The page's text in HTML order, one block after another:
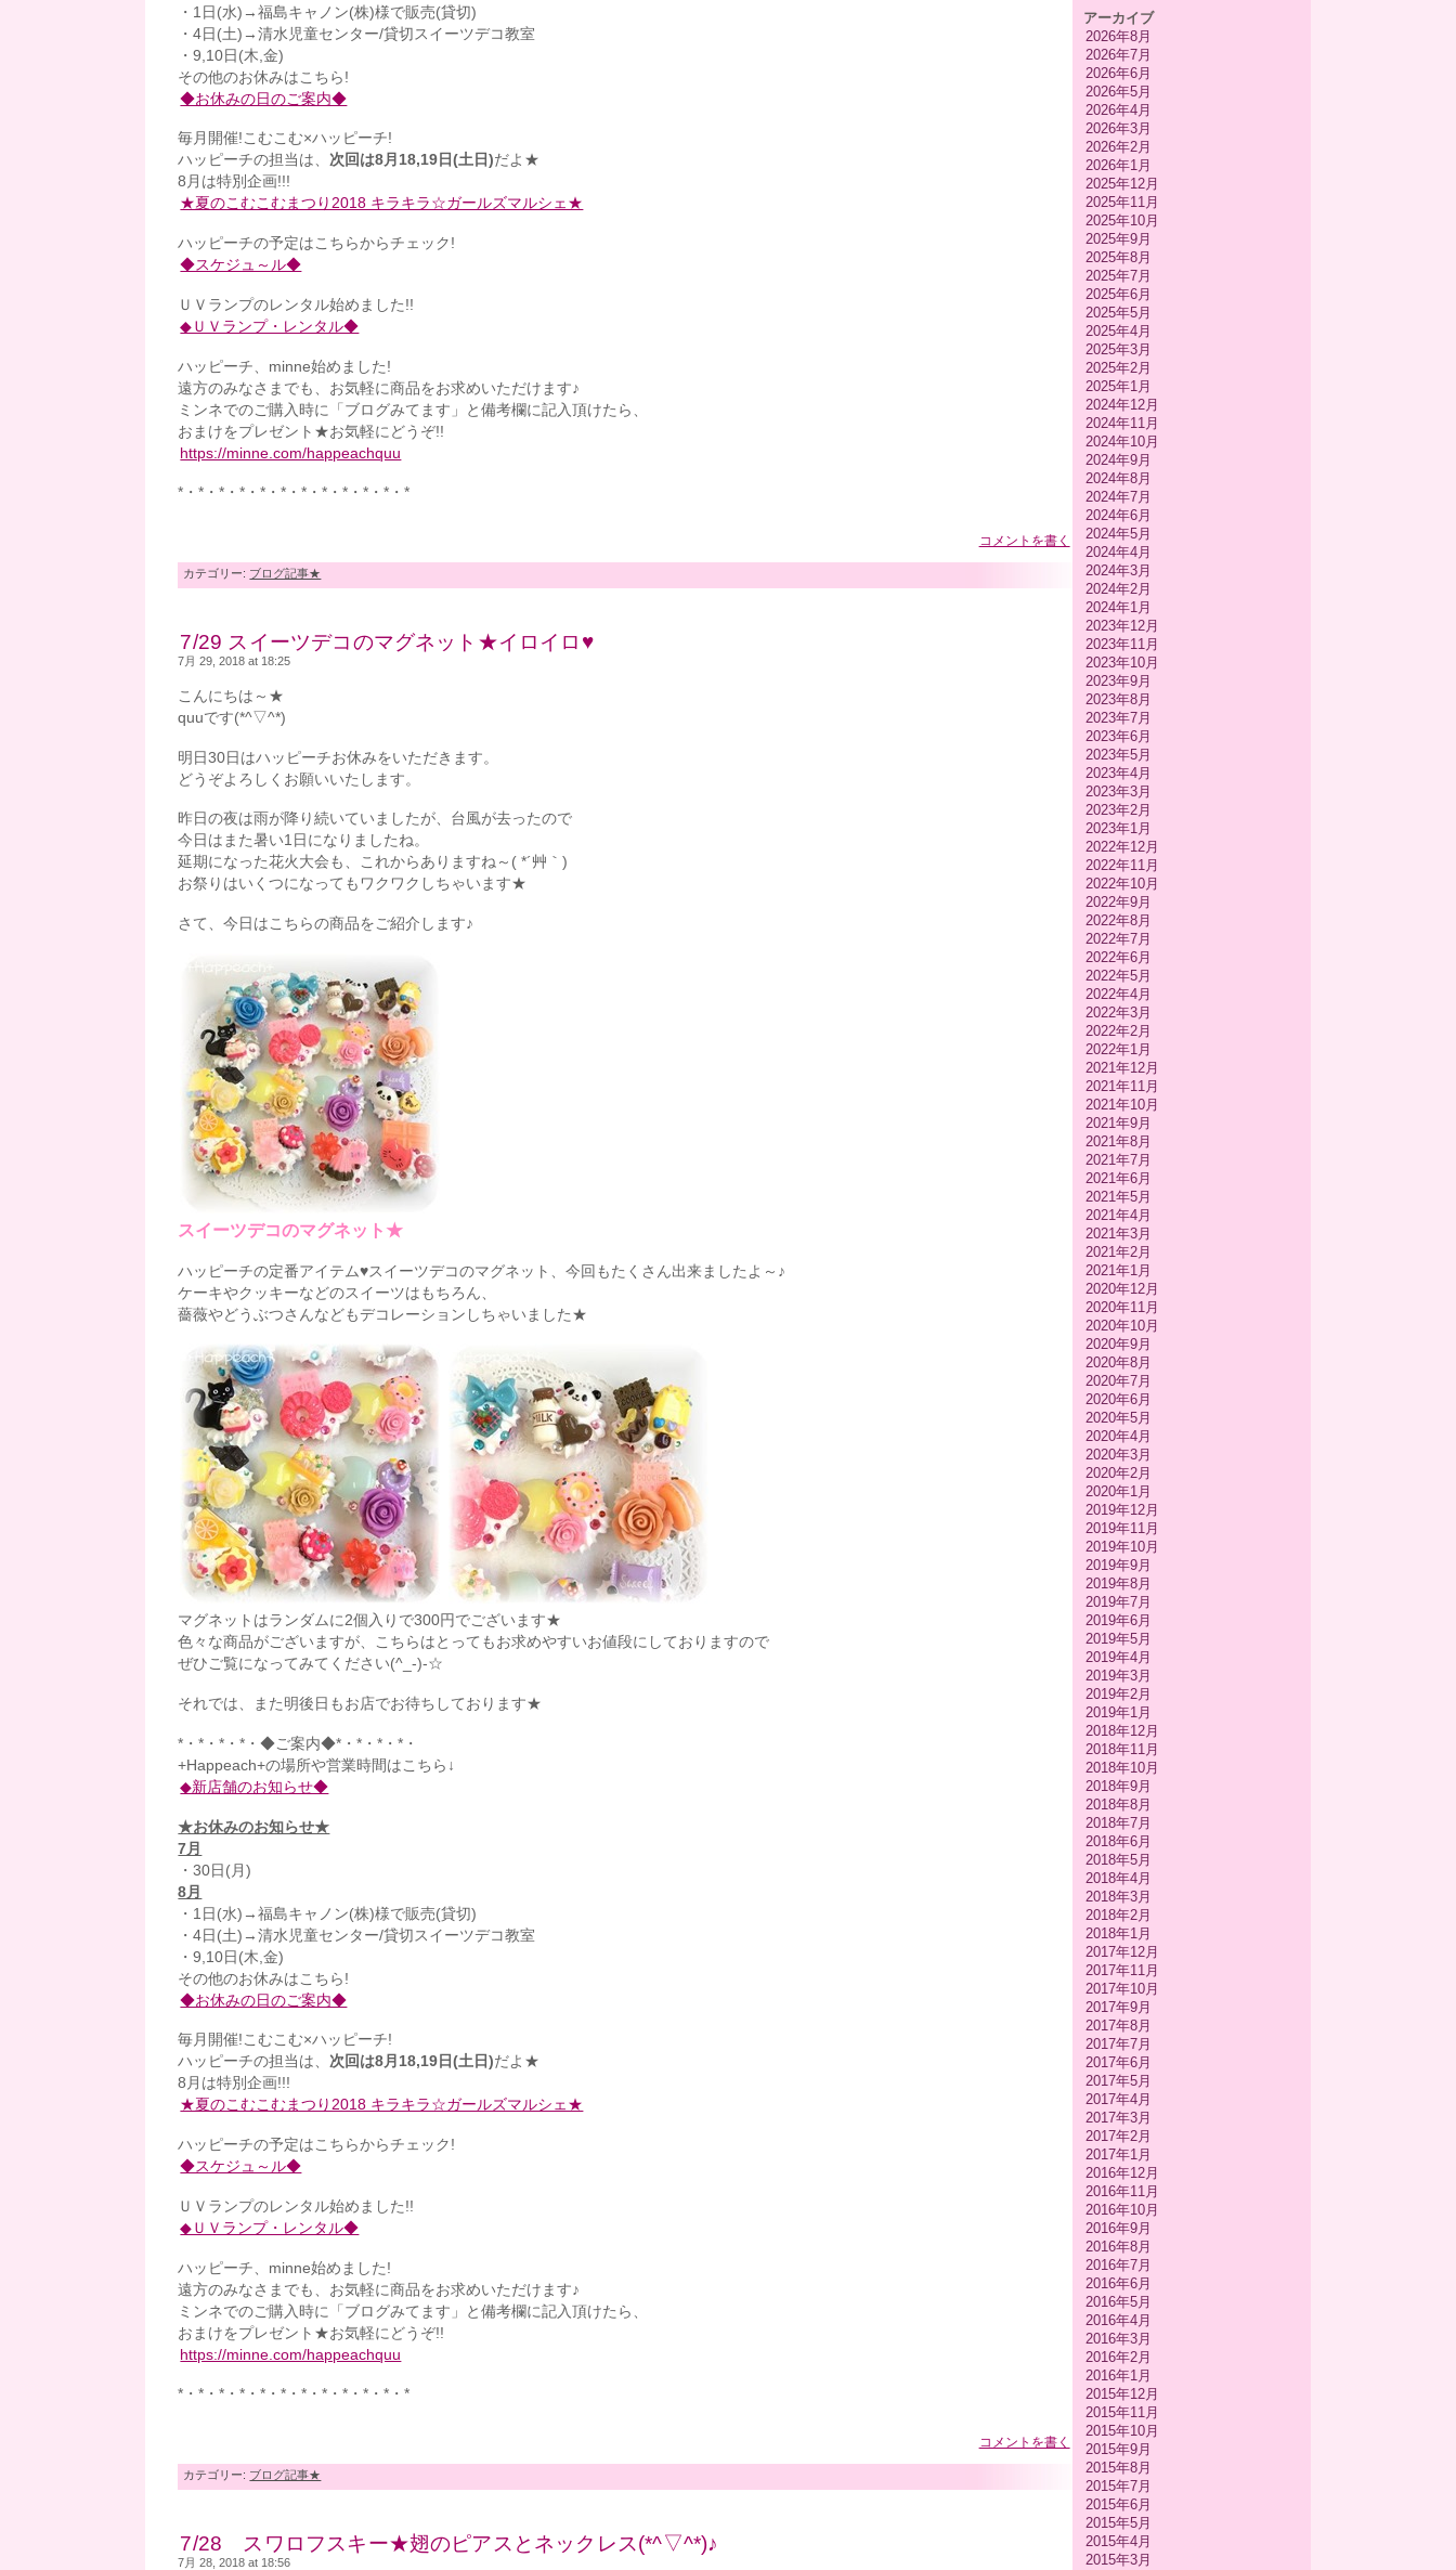
アーカイブ
2026年8月
2026年7月
2026年6月
2026年5月
2026年4月
2026年3月
2026年2月
2026年1月
2025年12月
2025年11月
2025年10月
2025年9月
2025年8月
2025年7月
2025年6月
2025年5月
2025年4月
2025年3月
2025年2月
2025年1月
2024年12月
2024年11月
2024年10月
2024年9月
2024年8月
2024年7月
2024年6月
2024年5月
2024年4月
2024年3月
2024年2月
2024年1月
2023年12月
2023年11月
2023年10月
2023年9月
2023年8月
2023年7月
2023年6月
2023年5月
2023年4月
2023年3月
2023年2月
2023年1月
2022年12月
2022年11月
2022年10月
2022年9月
2022年8月
2022年7月
2022年6月
2022年5月
2022年4月
2022年3月
2022年2月
2022年1月
2021年12月
2021年11月
2021年10月
2021年9月
2021年8月
2021年7月
2021年6月
2021年5月
2021年4月
2021年3月
2021年2月
2021年1月
2020年12月
2020年11月
2020年10月
2020年9月
2020年8月
2020年7月
2020年6月
2020年5月
2020年4月
2020年3月
2020年2月
2020年1月
2019年12月
2019年11月
2019年10月
2019年9月
2019年8月
2019年7月
2019年6月
2019年5月
2019年4月
2019年3月
2019年2月
2019年1月
2018年12月
2018年11月
2018年10月
2018年9月
2018年8月
2018年7月
2018年6月
2018年5月
2018年4月
2018年3月
2018年2月
2018年1月
2017年12月
2017年11月
2017年10月
2017年9月
2017年8月
2017年7月
2017年6月
2017年5月
2017年4月
2017年3月
2017年2月
2017年1月
2016年12月
2016年11月
2016年10月
2016年9月
2016年8月
2016年7月
2016年6月
2016年5月
2016年4月
2016年3月
2016年2月
2016年1月
2015年12月
2015年11月
2015年10月
2015年9月
2015年8月
2015年7月
2015年6月
2015年5月
2015年4月
2015年3月
・1日(水)→福島キャノン(株)様で販売(貸切)
・4日(土)→清水児童センター/貸切スイーツデコ教室
・9,10日(木,金)
その他のお休みはこちら!
◆お休みの日のご案内◆
毎月開催!こむこむ×ハッピーチ!
ハッピーチの担当は、次回は8月18,19日(土日)だよ★
8月は特別企画!!!
★夏のこむこむまつり2018 キラキラ☆ガールズマルシェ★
ハッピーチの予定はこちらからチェック!
◆スケジュ～ル◆
ＵＶランプのレンタル始めました!!
◆ＵＶランプ・レンタル◆
ハッピーチ、minne始めました!
遠方のみなさまでも、お気軽に商品をお求めいただけます♪
ミンネでのご購入時に「ブログみてます」と備考欄に記入頂けたら、
おまけをプレゼント★お気軽にどうぞ!!
https://minne.com/happeachquu
*・*・*・*・*・*・*・*・*・*・*・*
コメントを書く
カテゴリー: ブログ記事★
7/29 スイーツデコのマグネット★イロイロ♥
7月 29, 2018 at 18:25
こんにちは～★
quuです(*^▽^*)
明日30日はハッピーチお休みをいただきます。
どうぞよろしくお願いいたします。
昨日の夜は雨が降り続いていましたが、台風が去ったので
今日はまた暑い1日になりましたね。
延期になった花火大会も、これからありますね～( *´艸｀)
お祭りはいくつになってもワクワクしちゃいます★
さて、今日はこちらの商品をご紹介します♪
スイーツデコのマグネット★
ハッピーチの定番アイテム♥スイーツデコのマグネット、今回もたくさん出来ましたよ～♪
ケーキやクッキーなどのスイーツはもちろん、
薔薇やどうぶつさんなどもデコレーションしちゃいました★
マグネットはランダムに2個入りで300円でございます★
色々な商品がございますが、こちらはとってもお求めやすいお値段にしておりますので
ぜひご覧になってみてください(^_-)-☆
それでは、また明後日もお店でお待ちしております★
*・*・*・*・◆ご案内◆*・*・*・*・
+Happeach+の場所や営業時間はこちら↓
◆新店舗のお知らせ◆
★お休みのお知らせ★
7月
・30日(月)
8月
・1日(水)→福島キャノン(株)様で販売(貸切)
・4日(土)→清水児童センター/貸切スイーツデコ教室
・9,10日(木,金)
その他のお休みはこちら!
◆お休みの日のご案内◆
毎月開催!こむこむ×ハッピーチ!
ハッピーチの担当は、次回は8月18,19日(土日)だよ★
8月は特別企画!!!
★夏のこむこむまつり2018 キラキラ☆ガールズマルシェ★
ハッピーチの予定はこちらからチェック!
◆スケジュ～ル◆
ＵＶランプのレンタル始めました!!
◆ＵＶランプ・レンタル◆
ハッピーチ、minne始めました!
遠方のみなさまでも、お気軽に商品をお求めいただけます♪
ミンネでのご購入時に「ブログみてます」と備考欄に記入頂けたら、
おまけをプレゼント★お気軽にどうぞ!!
https://minne.com/happeachquu
*・*・*・*・*・*・*・*・*・*・*・*
コメントを書く
カテゴリー: ブログ記事★
7/28 スワロフスキー★翅のピアスとネックレス(*^▽^*)♪
7月 28, 2018 at 18:56